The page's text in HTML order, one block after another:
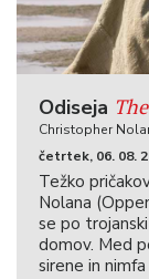
Odiseja
Christopher
četrtek, 06. 08.
Težko
Nolana
se po
domov. Med
sirene in